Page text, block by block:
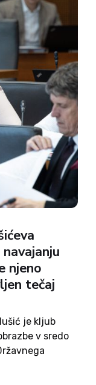
njeno
tečaj
je kljub
v sredo